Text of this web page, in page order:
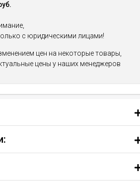
с юридическими лицами!
цен на некоторые товары,
цены у наших менеджеров